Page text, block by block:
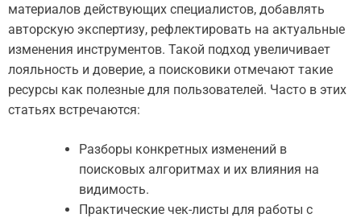
материалов действующих специалистов, добавлять
авторскую экспертизу, рефлектировать на актуальные
изменения инструментов. Такой подход увеличивает
лояльность и доверие, а поисковики отмечают такие
ресурсы как полезные для пользователей. Часто в этих
статьях встречаются:
Разборы конкретных изменений в
поисковых алгоритмах и их влияния на
видимость.
Практические чек-листы для работы с